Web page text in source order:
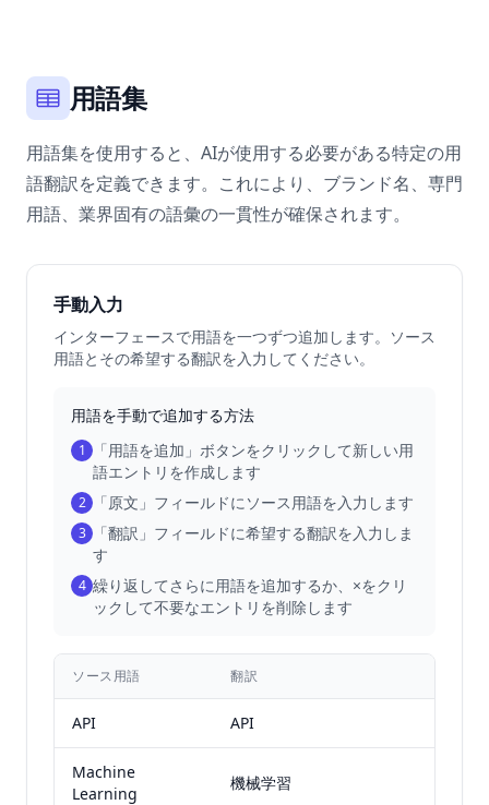
用語集
用語集を使用すると、AIが使用する必要がある特定の用
語翻訳を定義できます。これにより、ブランド名、専門
用語、業界固有の語彙の一貫性が確保されます。
手動入力
インターフェースで用語を一つずつ追加します。ソース
用語とその希望する翻訳を入力してください。
用語を手動で追加する方法
1
「用語を追加」ボタンをクリックして新しい用
語エントリを作成します
2 「原文」フィールドにソース用語を入力します
3
「翻訳」フィールドに希望する翻訳を入力しま
す
4 繰り返してさらに用語を追加するか、×をクリ
ックして不要なエントリを削除します
ソース用語 翻訳
API API
Machine
Learning
機械学習